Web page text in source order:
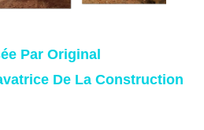
Par Original
De La Construction